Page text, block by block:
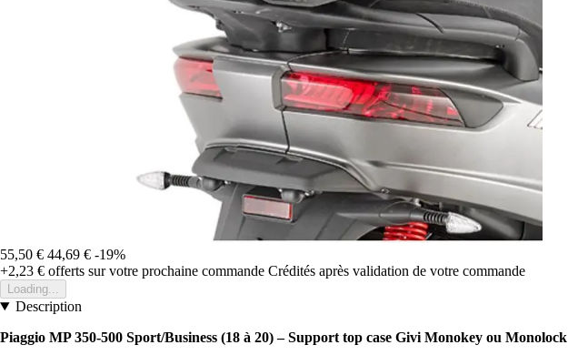
55,50 € 44,69 € -19%
+2,23 € offerts sur votre prochaine commande Crédités après validation de votre commande
Loading...
Description
Piaggio MP 350-500 Sport/Business (18 à 20) – Support top case Givi Monokey ou Monolock